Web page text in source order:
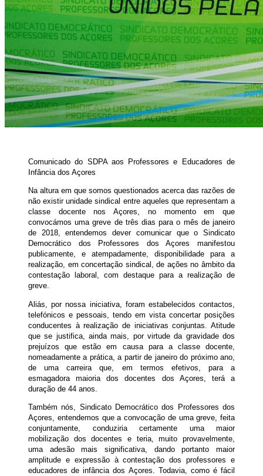
Comunicado do SDPA aos Professores e Educadores de
Infância dos Açores
Na altura em que somos questionados acerca das razões de
não existir unidade sindical entre aqueles que representam a
classe docente nos Açores, no momento em que
convocámos uma greve de três dias para o mês de janeiro
de 2018, entendemos dever comunicar que o Sindicato
Democrático dos Professores dos Açores manifestou
publicamente, e atempadamente, disponibilidade para a
realização, em concertação sindical, de ações no âmbito da
contestação laboral, com destaque para a realização de
greve.
Aliás, por nossa iniciativa, foram estabelecidos contactos,
telefónicos e pessoais, tendo em vista concertar posições
conducentes à realização de iniciativas conjuntas. Atitude
que se justifica, ainda mais, por virtude da gravidade dos
prejuízos que estão em causa para a classe docente,
nomeadamente a prática, a partir de janeiro do próximo ano,
de uma carreira que, em termos efetivos, para a
esmagadora maioria dos docentes dos Açores, terá a
duração de 44 anos.
Também nós, Sindicato Democrático dos Professores dos
Açores, entendemos que a convocação de uma greve, feita
conjuntamente, conduziria certamente uma maior
mobilização dos docentes e teria, muito provavelmente,
uma adesão mais significativa, dando portanto maior
amplitude e expressão à contestação dos professores e
educadores de infância dos Açores. Todavia, como é fácil